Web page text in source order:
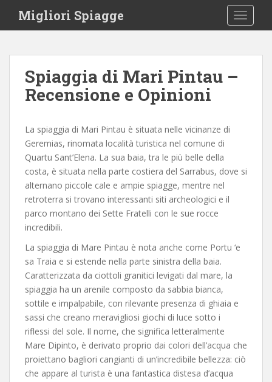
i
Migliori Spiagge
Spiaggia di Mari Pintau –
Recensione e Opinioni
La spiaggia di Mari Pintau è situata nelle vicinanze di
Geremias, rinomata località turistica nel comune di
Quartu Sant’Elena. La sua baia, tra le più belle della
costa, è situata nella parte costiera del Sarrabus, dove si
alternano piccole cale e ampie spiagge, mentre nel
retroterra si trovano interessanti siti archeologici e il
parco montano dei Sette Fratelli con le sue rocce
incredibili.
La spiaggia di Mare Pintau è nota anche come Portu ‘e
sa Traia e si estende nella parte sinistra della baia.
Caratterizzata da ciottoli granitici levigati dal mare, la
spiaggia ha un arenile composto da sabbia bianca,
sottile e impalpabile, con rilevante presenza di ghiaia e
sassi che creano meravigliosi giochi di luce sotto i
riflessi del sole. Il nome, che significa letteralmente
Mare Dipinto, è derivato proprio dai colori dell’acqua che
proiettano bagliori cangianti di un’incredibile bellezza: ciò
che appare al turista è una fantastica distesa d’acqua